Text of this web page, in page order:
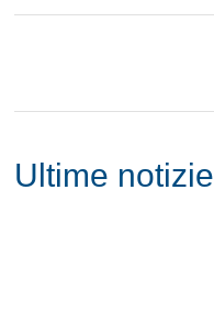
Ultime notizie